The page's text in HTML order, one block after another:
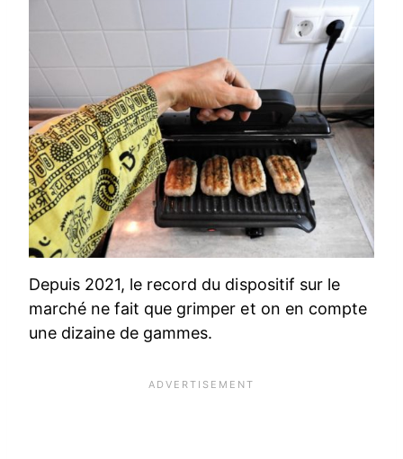
Depuis 2021, le record du dispositif sur le
marché ne fait que grimper et on en compte
une dizaine de gammes.